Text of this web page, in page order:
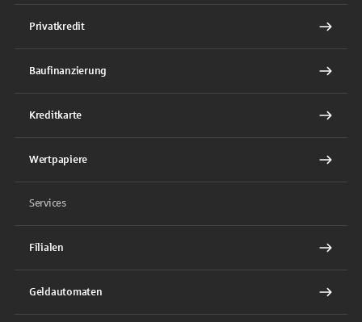
Privatkredit
Baufinanzierung
Kreditkarte
Wertpapiere
Services
Filialen
Geldautomaten